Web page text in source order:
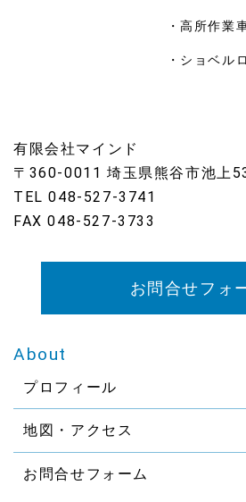
・高所作業車
・ショベルロー
有限会社マインド
〒360-0011 埼玉県熊谷市池上
TEL 048-527-3741
FAX 048-527-3733
お問合せフォ
About
プロフィール
地図・アクセス
お問合せフォーム